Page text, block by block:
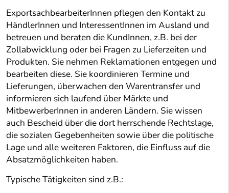
ExportsachbearbeiterInnen pflegen den Kontakt zu
HändlerInnen und InteressentInnen im Ausland und
betreuen und beraten die KundInnen, z.B. bei der
Zollabwicklung oder bei Fragen zu Lieferzeiten und
Produkten. Sie nehmen Reklamationen entgegen und
bearbeiten diese. Sie koordinieren Termine und
Lieferungen, überwachen den Warentransfer und
informieren sich laufend über Märkte und
MitbewerberInnen in anderen Ländern. Sie wissen
auch Bescheid über die dort herrschende Rechtslage,
die sozialen Gegebenheiten sowie über die politische
Lage und alle weiteren Faktoren, die Einfluss auf die
Absatzmöglichkeiten haben.
Typische Tätigkeiten sind z.B.: